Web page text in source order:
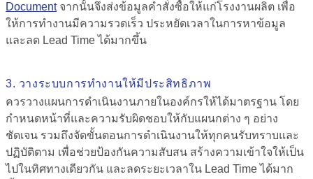
Documentจากนั้นจึงส่งข้อมูลคำสั่งซื้อให้แก่โรงงานผลิต เพื่อ
ให้การทำงานมีความรวดเร็ว ประหยัดเวลาในการหาข้อมูล
และลด Lead Time ได้มากขึ้น
3. วางระบบการทำงานให้มีประสิทธิภาพ
ควรวางแผนการดำเนินงานภายในองค์กรให้ได้มาตรฐาน โดย
กำหนดหน้าที่และความรับผิดชอบให้กับแผนกต่าง ๆ อย่าง
ชัดเจน รวมถึงจัดขั้นตอนการดำเนินงานให้ทุกคนรับทราบและ
ปฏิบัติตาม เพื่อช่วยป้องกันความสับสน สร้างความเข้าใจให้เป็น
ไปในทิศทางเดียวกัน และลดระยะเวลาใน Lead Time ได้มาก